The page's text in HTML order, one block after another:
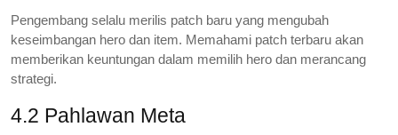
Pengembang selalu merilis patch baru yang mengubah
keseimbangan hero dan item. Memahami patch terbaru akan
memberikan keuntungan dalam memilih hero dan merancang
strategi.
4.2 Pahlawan Meta